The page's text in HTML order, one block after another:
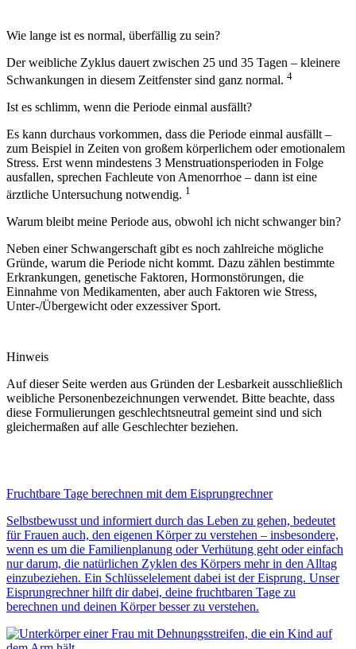
Wie lange ist es normal, überfällig zu sein?
Der weibliche Zyklus dauert zwischen 25 und 35 Tagen – kleinere
Schwankungen in diesem Zeitfenster sind ganz normal. 4
Ist es schlimm, wenn die Periode einmal ausfällt?
Es kann durchaus vorkommen, dass die Periode einmal ausfällt –
zum Beispiel in Zeiten von großem körperlichem oder emotionalem
Stress. Erst wenn mindestens 3 Menstruationsperioden in Folge
ausfallen, sprechen Fachleute von Amenorrhoe – dann ist eine
ärztliche Untersuchung notwendig. 1
Warum bleibt meine Periode aus, obwohl ich nicht schwanger bin?
Neben einer Schwangerschaft gibt es noch zahlreiche mögliche
Gründe, warum die Periode nicht kommt. Dazu zählen bestimmte
Erkrankungen, genetische Faktoren, Hormonstörungen, die
Einnahme von Medikamenten, aber auch Faktoren wie Stress,
Unter-/Übergewicht oder exzessiver Sport.
Hinweis
Auf dieser Seite werden aus Gründen der Lesbarkeit ausschließlich
weibliche Personenbezeichnungen verwendet. Bitte beachte, dass
diese Formulierungen geschlechtsneutral gemeint sind und sich
gleichermaßen auf alle Geschlechter beziehen.
Fruchtbare Tage berechnen mit dem Eisprungrechner
Selbstbewusst und informiert durch das Leben zu gehen, bedeutet
für Frauen auch, den eigenen Körper zu verstehen – insbesondere,
wenn es um die Familienplanung oder Verhütung geht oder einfach
nur darum, die natürlichen Zyklen des Körpers mehr in den Alltag
einzubeziehen. Ein Schlüsselelement dabei ist der Eisprung. Unser
Eisprungrechnerhilft dir dabei, deine fruchtbaren Tage zu
berechnen und deinen Körper besser zu verstehen.